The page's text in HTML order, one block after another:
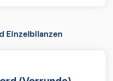
Einzelbilanzen